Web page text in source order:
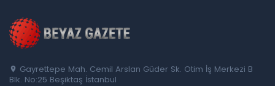
Gayrettepe Mah. Cemil Arslan Güder Sk. Otim İş Merkezi B
Blk. No:25 Beşiktaş İstanbul